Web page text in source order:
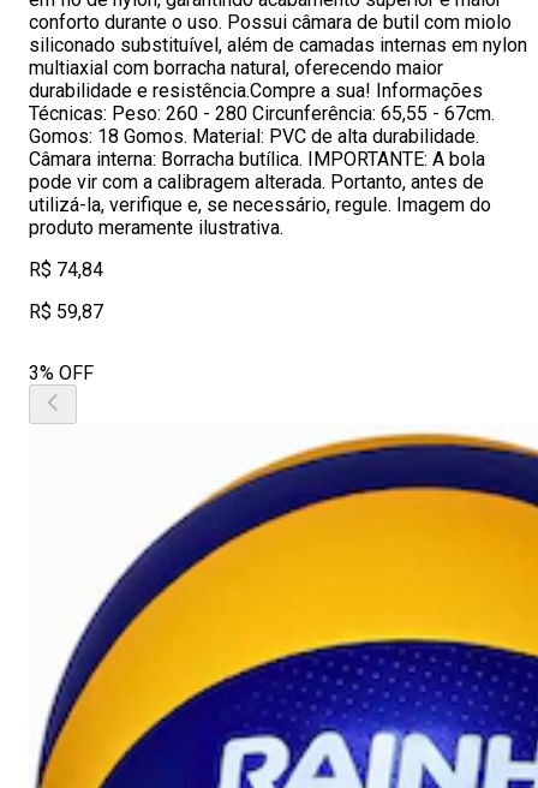
conforto durante o uso. Possui câmara de butil com miolo
siliconado substituível, além de camadas internas em nylon
multiaxial com borracha natural, oferecendo maior
durabilidade e resistência.Compre a sua! Informações
Técnicas: Peso: 260 - 280 Circunferência: 65,55 - 67cm.
Gomos: 18 Gomos. Material: PVC de alta durabilidade.
Câmara interna: Borracha butílica. IMPORTANTE: A bola
pode vir com a calibragem alterada. Portanto, antes de
utilizá-la, verifique e, se necessário, regule. Imagem do
produto meramente ilustrativa.
R$ 74,84
R$ 59,87
3% OFF